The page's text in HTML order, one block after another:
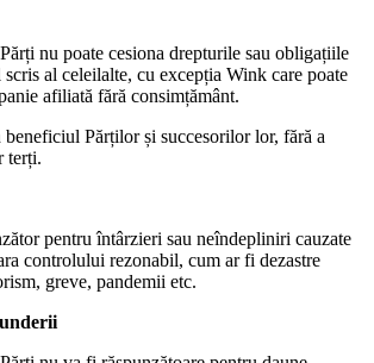
nu poate cesiona drepturile sau obligațiile
al celeilalte, cu excepția Wink care poate
afiliată fără consimțământ.
Părților și succesorilor lor, fără a
terți.
pentru întârzieri sau neîndepliniri cauzate
controlului rezonabil, cum ar fi dezastre
greve, pandemii etc.